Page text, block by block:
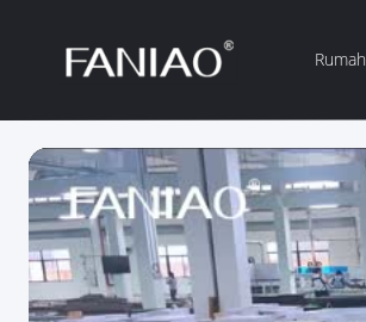
Rumah